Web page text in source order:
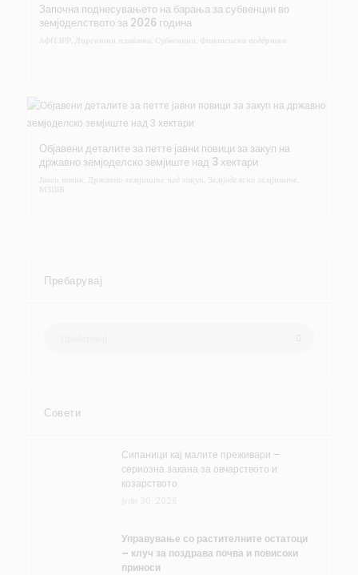
Започна поднесувањето на барања за субвенции во
земјоделството за 2026 година
АФПЗРР Директни плаќања Субвенции Финансиска поддршка
Објавени деталите за петте јавни повици за закуп на
државно земјоделско земјиште над 3 хектари
Јавен повик Државно земјиште под закуп Земјоделско земјиште
МЗШВ
Пребарувај
Совети
Сипаници кај малите преживари –
сериозна закана за овчарството и
козарството
Управување со растителните остатоци
– клуч за поздрава почва и повисоки
приноси